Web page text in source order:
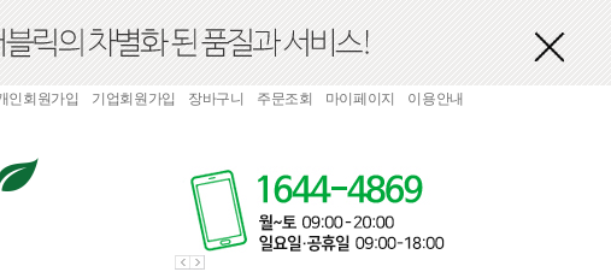
인회원가입 기업회원가입 장바구니 주문조회 마이페이지 이용안내